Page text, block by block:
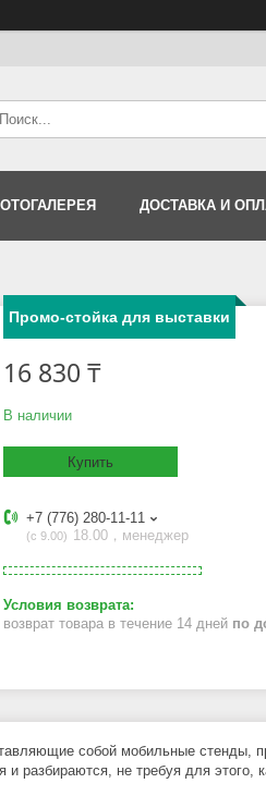
ДОСТАВКА И
Промо-стойка для выставки
16 830 ₸
В наличии
Купить
+7 (776) 280-11-11
с 9.00 18.00，менеджер
возврат товара в течение 14 дней по
собой мобильные стенды,
и разбираются, не требуя для